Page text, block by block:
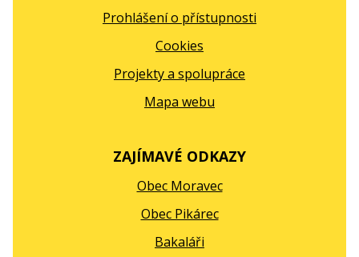
Prohlášení o přístupnosti
Cookies
Projekty a spolupráce
Mapa webu
ZAJÍMAVÉ ODKAZY
Obec Moravec
Obec Pikárec
Bakaláři